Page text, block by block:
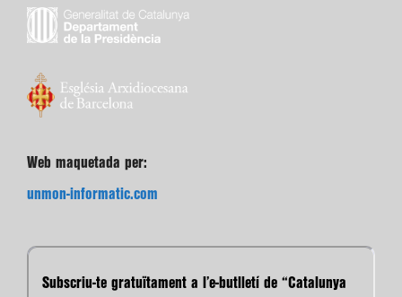
Web maquetada per:
unmon-informatic.com
Subscriu-te gratuïtament a l’e-butlletí de “Catalunya